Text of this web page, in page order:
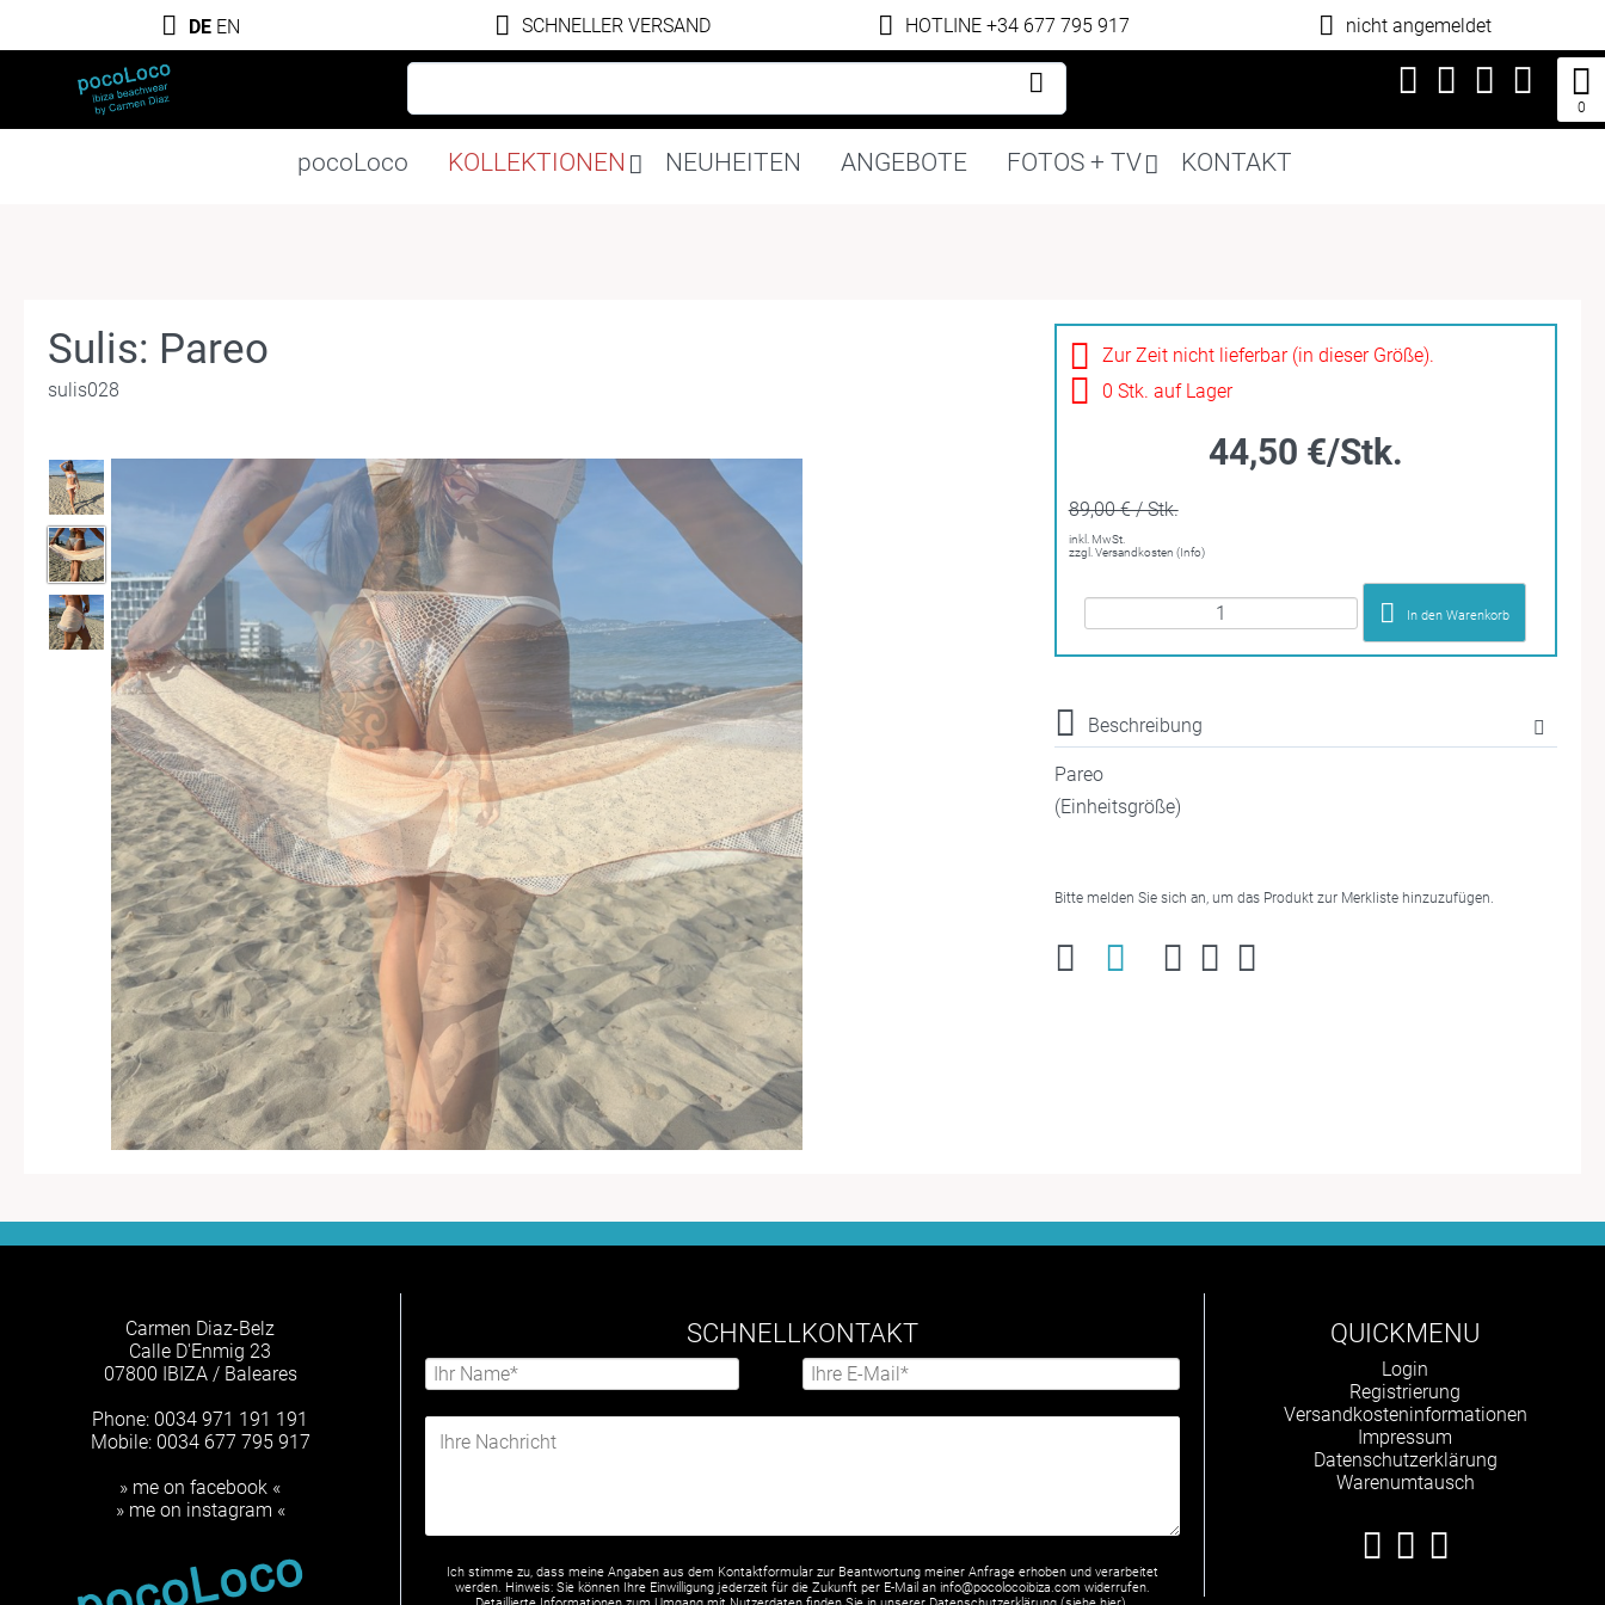
DE EN SCHNELLER VERSAND HOTLINE +34 677 795 917 nicht angemeldet
Navigation
überspringen
pocoLoco KOLLEKTIONEN NEUHEITEN ANGEBOTE FOTOS + TV KONTAKT
0
Sulis: Pareo
sulis028
Zur Zeit nicht lieferbar (in dieser Größe).
0 Stk. auf Lager
44,50 €/Stk.
89,00 € / Stk.
inkl. MwSt.
zzgl. Versandkosten (Info)
In den Warenkorb
Beschreibung
Pareo
(Einheitsgröße)
Bitte melden Sie sich an, um das Produkt zur Merkliste hinzuzufügen.
Carmen Diaz-Belz
Calle D'Enmig 23
07800 IBIZA / Baleares
Phone: 0034 971 191 191
Mobile: 0034 677 795 917
» me on facebook «
» me on instagram «
SCHNELLKONTAKT
Ich stimme zu, dass meine Angaben aus dem Kontaktformular zur Beantwortung meiner Anfrage erhoben und verarbeitet
werden. Hinweis: Sie können Ihre Einwilligung jederzeit für die Zukunft per E-Mail an info@pocolocoibiza.com widerrufen.
QUICKMENU
Navigation
überspringen
Login
Registrierung
Versandkosteninformationen
Impressum
Datenschutzerklärung
Warenumtausch